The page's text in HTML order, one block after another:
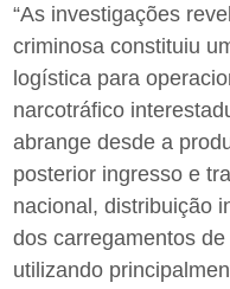
“As investigações
criminosa constituiu
logística para
narcotráfico
abrange desde a
posterior ingresso e
nacional, distribuição
dos carregamentos
utilizando